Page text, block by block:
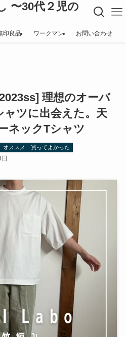
〜30代２児の
印良品 ワークマン お問い合わせ
理想のオーバ
ャツに出会えた。天
ネックTシャツ
オススメ 買ってよかった